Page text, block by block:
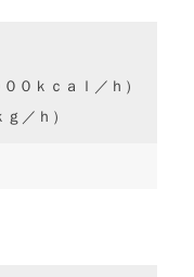
０ｋｃａｌ／ｈ）
／ｈ）